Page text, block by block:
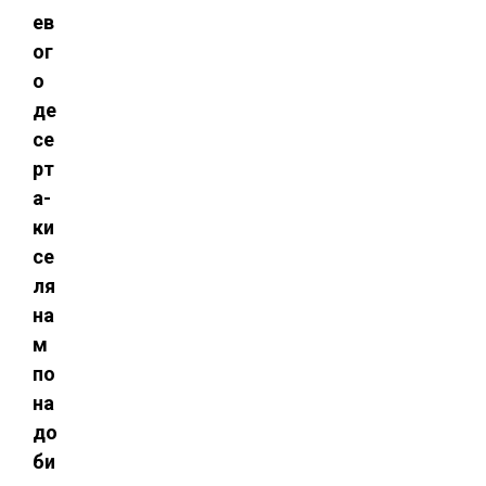
ев
ог
о
де
се
рт
а-
ки
се
ля
на
м
по
на
до
би